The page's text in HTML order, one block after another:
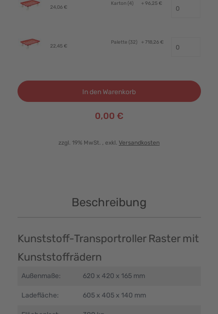
24,06 €
Karton (4) + 96,25 €
22,45 €
Palette (32) + 718,26 €
In den Warenkorb
0,00 €
zzgl. 19% MwSt. , exkl. Versandkosten
Beschreibung
Kunststoff-Transportroller Raster mit
Kunststoffrädern
Außenmaße: 620 x 420 x 165 mm
Ladefläche: 605 x 405 x 140 mm